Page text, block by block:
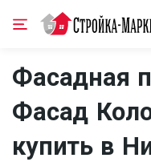
Фасадная
Фасад
купить в